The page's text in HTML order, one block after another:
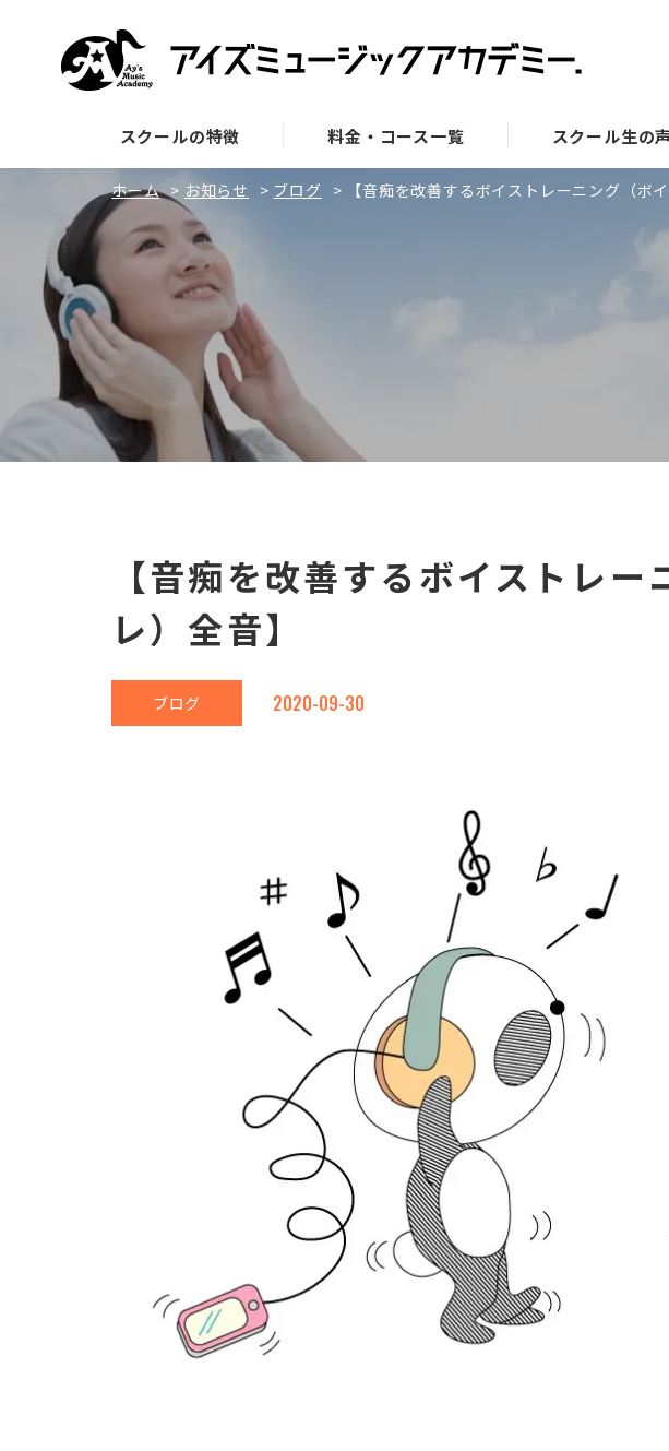
スクールの特徴 料金・コース一覧 スクール生の声
ホーム > お知らせ > ブログ > 【音痴を改善するボイストレーニング（ボイ
【音痴を改善するボイストレー
レ）全音】
ブログ 2020-09-30